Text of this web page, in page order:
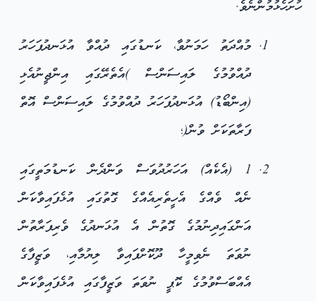
ހުށަހެޅުމުންނެވެ.
މުއްދަތު ހަމަނުވާ، ކަނޑުގައި ދުއްވާ އުޅަނދުފަހަރު
ދުއްވުމުގެ ލައިސަންސް )އެތެރޭގައި އިންޖީނުއެޅި
(އިންބޯޑު) އުޅަނދުފަހަރު ދުއްވުމުގެ ލައިސަންސް އޮތް
ފަރާތަކަށް ވުން(؛
1 (އެކެއް) އަހަރުދުވަސް ވަންދެން ކަނޑުމަތީގައި
ނެއް ވެއްގެ އެހީތެރިއެއްގެ ގޮތުގައި އުޅެފައިވާކަން
އަންގައިދިނުމުގެ ގޮތުން އެ އުޅަނދުގެ ވެރިފަރާތުން
ނުވަތަ ނެވިމީހާ ދޫކޮށްފައިވާ ލިޔުމާއި، ވަޒީފާގެ
އެއްބަސްވުމުގެ ކޮޕީ ނުވަތަ ވަޒީފާގައި އުޅެފައިވާކަން